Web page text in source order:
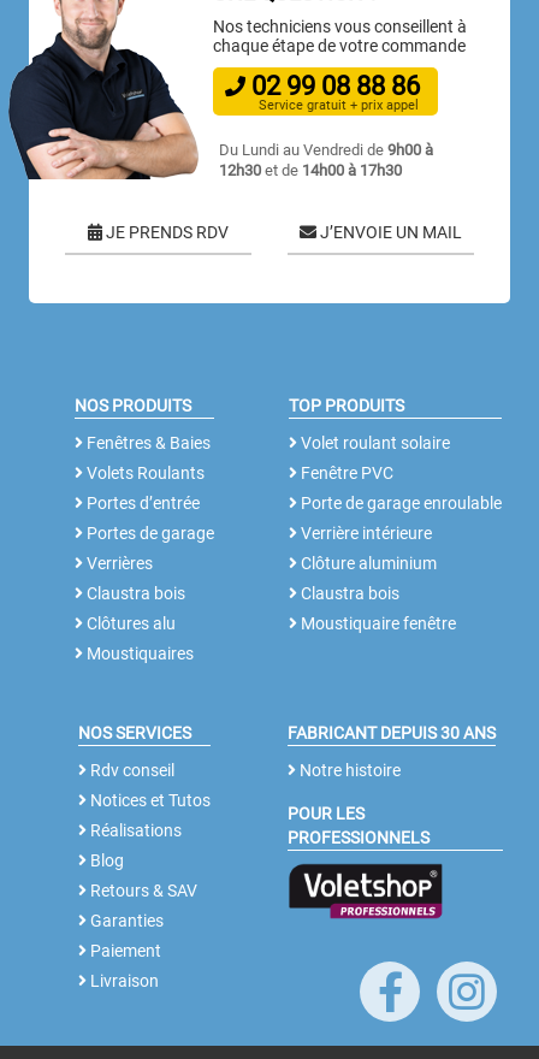
Nos techniciens vous conseillent à
chaque étape de votre commande
02 99 08 88 86
Service gratuit + prix appel
Du Lundi au Vendredi de9h00 à
12h30 et de 14h00 à 17h30
JE PRENDS RDV J’ENVOIE UN MAIL
NOS PRODUITS
Fenêtres & Baies
Volets Roulants
Portes d’entrée
Portes de garage
Verrières
Claustra bois
Clôtures alu
Moustiquaires
TOP PRODUITS
Volet roulant solaire
Fenêtre PVC
Porte de garage enroulable
Verrière intérieure
Clôture aluminium
Claustra bois
Moustiquaire fenêtre
NOS SERVICES
Rdv conseil
Notices et Tutos
Réalisations
Blog
Retours & SAV
Garanties
Paiement
Livraison
FABRICANT DEPUIS 30 ANS
Notre histoire
POUR LES
PROFESSIONNELS